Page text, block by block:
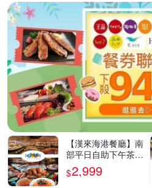
【漢來海港餐廳】南
部平日自助下午茶餐
券4張
$2,999